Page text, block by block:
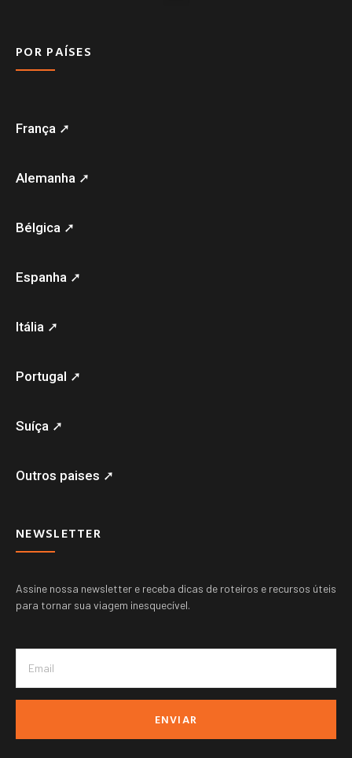
POR PAÍSES
França ➚
Alemanha ➚
Bélgica ➚
Espanha ➚
Itália ➚
Portugal ➚
Suíça ➚
Outros paises ➚
NEWSLETTER
Assine nossa newsletter e receba dicas de roteiros e recursos úteis
para tornar sua viagem inesquecível.
ENVIAR